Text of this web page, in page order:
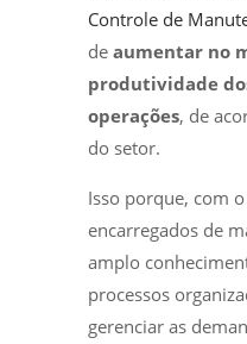
Controle de
de aumentar no
produtividade
operações, de
do setor.
Isso porque, com
encarregados de
amplo
processos
gerenciar as